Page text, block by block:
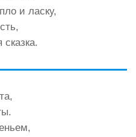
и ласку,
сказка.